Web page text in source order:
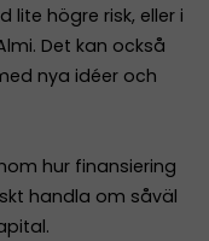
högre risk, eller i
Det kan också
nya idéer och
hur finansiering
handla om såväl